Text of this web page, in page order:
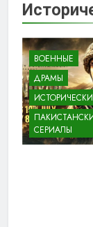
ВОЕННЫЕ
ДРАМЫ
СЕРИАЛЫ